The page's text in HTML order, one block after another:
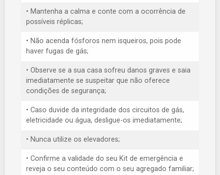
• Mantenha a calma e conte com a ocorrência de
possíveis réplicas;
• Não acenda fósforos nem isqueiros, pois pode
haver fugas de gás;
• Observe se a sua casa sofreu danos graves e saia
imediatamente se suspeitar que não oferece
condições de segurança;
• Caso duvide da integridade dos circuitos de gás,
eletricidade ou água, desligue-os imediatamente;
• Nunca utilize os elevadores;
• Confirme a validade do seu Kit de emergência e
reveja o seu conteúdo com o seu agregado familiar;